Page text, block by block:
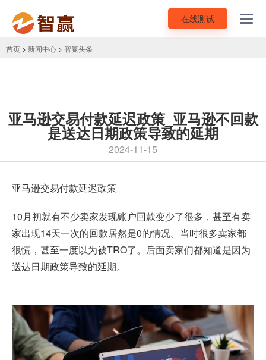
在线测试
首页 > 新闻中心 > 智赢头条
亚马逊交易付款延迟政策_亚马逊不回款
是送达日期政策导致的延期
2024-11-15
亚马逊交易付款延迟政策
10月初就有不少卖家发现账户回款变少了很多，甚至有卖
家出现14天一次的回款居然是0的情况。当时很多卖家都
很慌，甚至一度以为被TRO了。后面卖家们都知道是因为
送达日期政策导致的延期。